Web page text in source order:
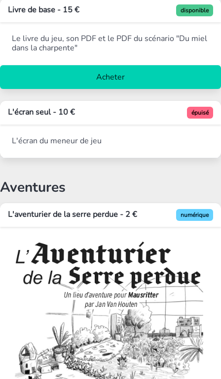
Livre de base - 15 € disponible
Le livre du jeu, son PDF et le PDF du scénario "Du miel
dans la charpente"
Acheter
L'écran seul - 10 € épuisé
L'écran du meneur de jeu
Aventures
L'aventurier de la serre perdue - 2 € numérique